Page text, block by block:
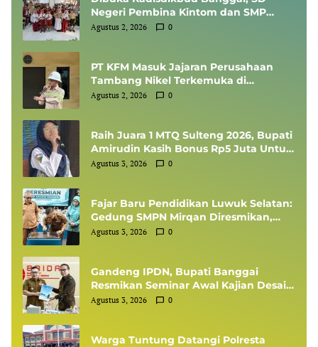
Negeri Pembina Kintom dan SMP
Negeri 1 Pagimana Sabet Jawara
Agustus 2, 2026 0
PT KFM Masuk Jajaran Perusahaan
Tambang Nikel Terkemuka di
Indonesia, Diundang Kementerian
Agustus 2, 2026 0
Raih Juara 1 MTQ Sulteng 2026, Bupati
Amirudin Kasih Bonus Rp5 Juta Untuk
Siswi MTsN 1 Banggai, Kepala Sekolah
Agustus 3, 2026 0
Fajar Baru Pendidikan Luwuk Selatan:
Gedung SMPN Mirqan Diresmikan,
Bupati Banggai Targetkan Generasi
Agustus 3, 2026 0
Gandeng IPDN, Bupati Banggai
Resmikan Seminar Awal Kajian Desain
Besar Wilayah
Agustus 3, 2026 0
Warga Tuntung Datangi Polresta